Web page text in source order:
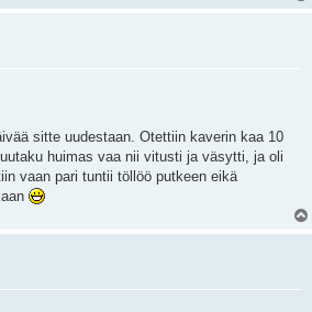
sitte uudestaan. Otettiin kaverin kaa 10
huimas vaa nii vitusti ja väsytti, ja oli
vaan pari tuntii töllöö putkeen eikä